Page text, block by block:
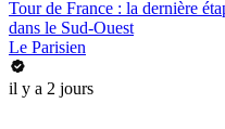
Tour de France : la dernière
dans le Sud-Ouest
Le Parisien
il y a 2 jours